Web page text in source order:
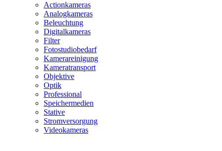
Actionkameras
Analogkameras
Beleuchtung
Digitalkameras
Filter
Fotostudiobedarf
Kamerareinigung
Kameratransport
Objektive
Optik
Professional
Speichermedien
Stative
Stromversorgung
Videokameras